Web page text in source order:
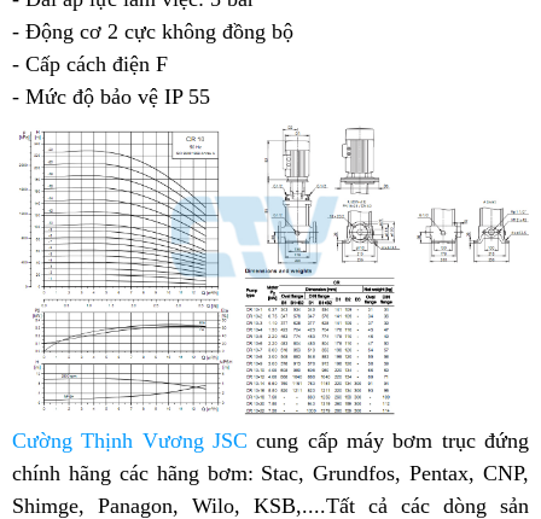
- Động cơ 2 cực không đồng bộ
- Cấp cách điện F
- Mức độ bảo vệ IP 55
Cường Thịnh Vương JSC cung cấp máy bơm trục đứng
chính hãng các hãng bơm: Stac, Grundfos, Pentax, CNP,
Shimge, Panagon, Wilo, KSB,....Tất cả các dòng sản